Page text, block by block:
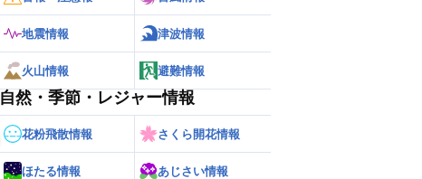
地震情報 津波情報
火山情報 避難情報
自然・季節・レジャー情報
花粉飛散情報 さくら開花情報
ほたる情報 あじさい情報